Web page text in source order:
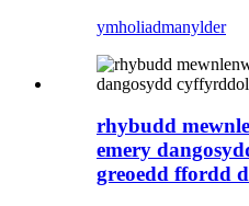
ymholiadmanylder
rhybudd
emery
greoedd ffordd